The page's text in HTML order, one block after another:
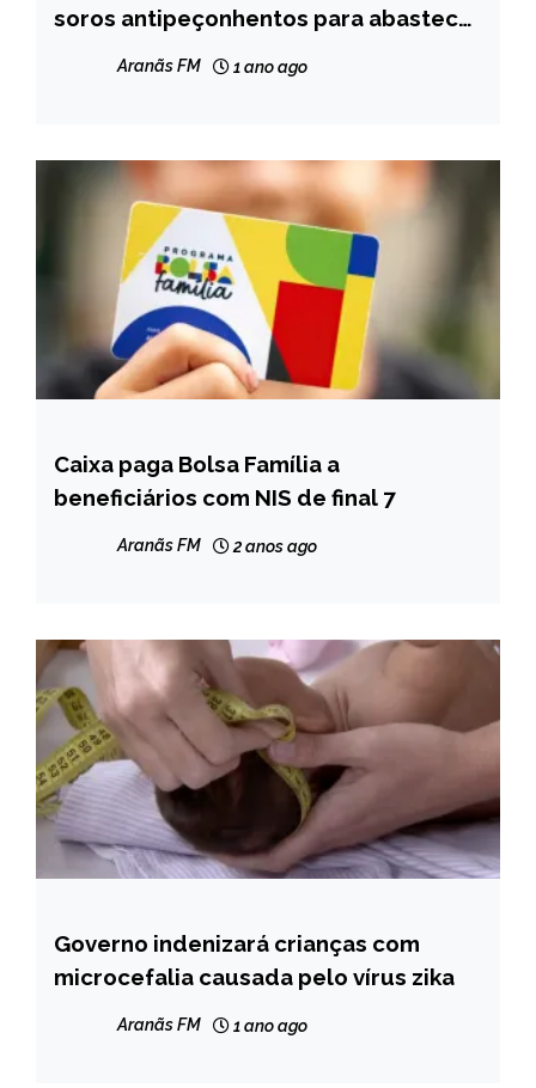
GERAIS
NOTÍCIAS
soros antipeçonhentos para abastecer
Aranãs FM 1 ano ago
BRASIL
NOTÍCIAS
Caixa paga Bolsa Família a
beneficiários com NIS de final 7
Aranãs FM 2 anos ago
BRASIL
NOTÍCIAS
Governo indenizará crianças com
microcefalia causada pelo vírus zika
Aranãs FM 1 ano ago